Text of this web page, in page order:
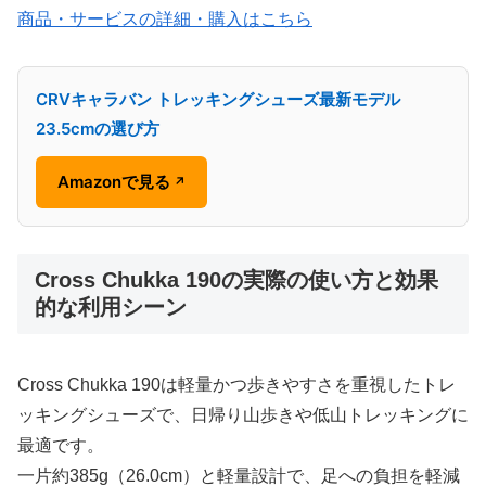
商品・サービスの詳細・購入はこちら
CRVキャラバン トレッキングシューズ最新モデル
23.5cmの選び方
Amazonで見る ↗
Cross Chukka 190の実際の使い方と効果
的な利用シーン
Cross Chukka 190は軽量かつ歩きやすさを重視したトレ
ッキングシューズで、日帰り山歩きや低山トレッキングに
最適です。
⼀片約385g（26.0cm）と軽量設計で、足への負担を軽減